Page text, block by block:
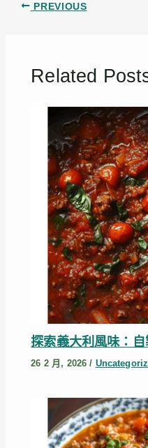
PREVIOUS
Related
探索義大利風味：
26 2 月, 2026/